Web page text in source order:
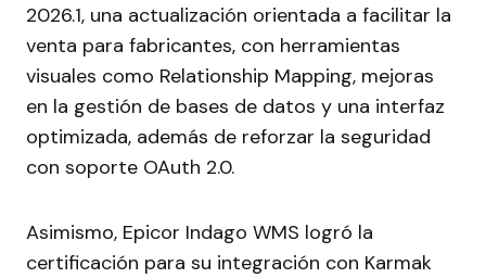
2026.1, una actualización orientada a facilitar la
venta para fabricantes, con herramientas
visuales como Relationship Mapping, mejoras
en la gestión de bases de datos y una interfaz
optimizada, además de reforzar la seguridad
con soporte OAuth 2.0.
Asimismo, Epicor Indago WMS logró la
certificación para su integración con Karmak